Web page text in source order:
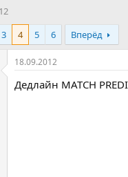
3 4 5 6 Вперёд
18.09.2012
Дедлайн MATCH